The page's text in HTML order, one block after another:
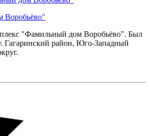
"Фамильный дом Воробьёво". Был
Гагаринский район, Юго-Западный